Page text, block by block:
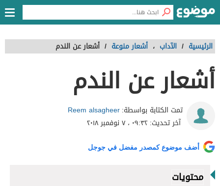
الرئيسية / الآداب ، أشعار منوعة / أشعار عن الندم
أشعار عن الندم
تمت الكتابة بواسطة:Reem alsagheer
آخر تحديث:٠٩:٣٢ ، ٧ نوفمبر ٢٠١٨
أضف موضوع كمصدر مفضل في جوجل
محتويات